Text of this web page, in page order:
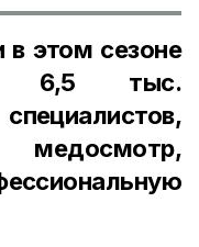
этом сезоне
6,5 тыс.